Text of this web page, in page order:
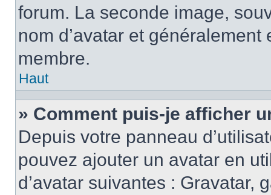
forum. La seconde image,
nom d’avatar et
membre.
Haut
» Comment puis-je afficher
Depuis votre panneau
pouvez ajouter un avatar en
d’avatar suivantes : Gravatar,